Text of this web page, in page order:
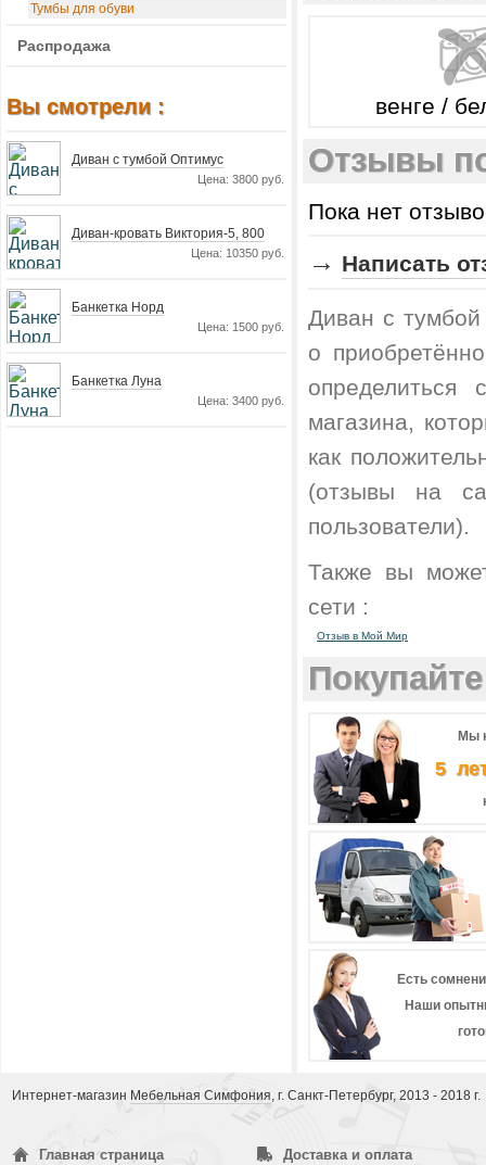
Тумбы для обуви
Распродажа
Вы смотрели :
Диван с тумбой Оптимус
Цена: 3800 руб.
Диван-кровать Виктория-5, 800
Цена: 10350 руб.
Банкетка Норд
Цена: 1500 руб.
Банкетка Луна
Цена: 3400 руб.
венге /
Отзывы
Пока нет
→ Написать
Диван с
о
определиться
магазина,
как
(отзывы на
пользователи).
Также вы
сети :
Отзыв в Мой Мир
Мы
5
Есть
Наши
Интернет-магазин Мебельная Симфония, г. Санкт-Петербург, 2013 - 2018 г.
Главная страница Доставка и оплата